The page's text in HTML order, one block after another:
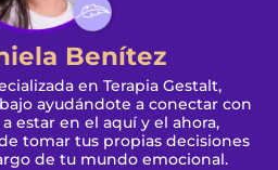
Benítez
en Terapia Gestalt,
ayudándote a conectar con
estar en el aquí y el ahora,
tomar tus propias decisiones
de tu mundo emocional.